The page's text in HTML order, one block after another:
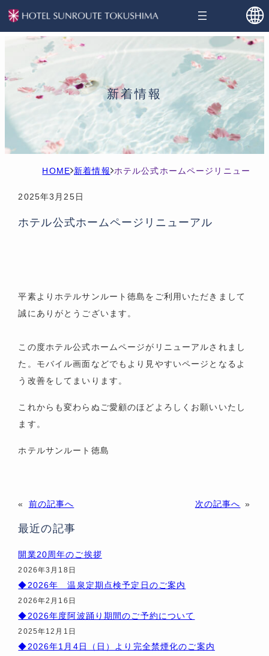
新着情報
H
E
新
報
ホテル公式ホームページリニューアル
2025年3月25日
ホテル公式ホームページリニューアル
平素よりホテルサンルート徳島をご利用いただきまして
誠にありがとうございます。
この度ホテル公式ホームページがリニューアルされまし
た。モバイル画面などでもより見やすいページとなるよ
う改善をしてまいります。
これからも変わらぬご愛顧のほどよろしくお願いいたし
ます。
ホテルサンルート徳島
« 前の記事へ 次の記事へ »
最近の記事
開業20周年のご挨拶
2026年3月18日
◆2026年 温泉定期点検予定日のご案内
2026年2月16日
◆2026年度阿波踊り期間のご予約について
2025年12月1日
◆2026年1月4日（日）より完全禁煙化のご案内